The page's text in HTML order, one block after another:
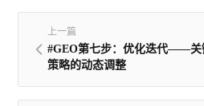
上一篇
#GEO第七步：优化迭代——关
策略的动态调整